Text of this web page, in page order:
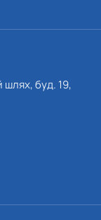
шлях, буд. 19,